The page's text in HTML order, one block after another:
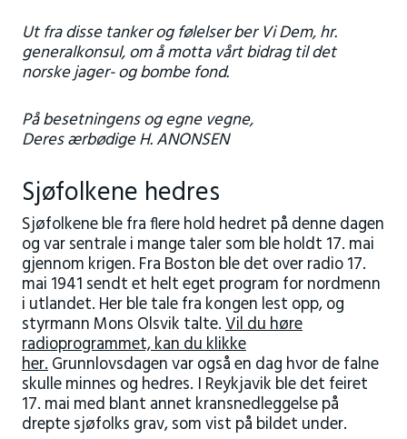
Ut fra disse tanker og følelser ber Vi Dem, hr.
generalkonsul, om å motta vårt bidrag til det
norske jager- og bombe fond.
På besetningens og egne vegne,
Deres ærbødige H. ANONSEN
Sjøfolkene hedres
Sjøfolkene ble fra flere hold hedret på denne dagen
og var sentrale i mange taler som ble holdt 17. mai
gjennom krigen. Fra Boston ble det over radio 17.
mai 1941 sendt et helt eget program for nordmenn
i utlandet. Her ble tale fra kongen lest opp, og
styrmann Mons Olsvik talte.Vil du høre
radioprogrammet, kan du klikke
her.Grunnlovsdagen var også en dag hvor de falne
skulle minnes og hedres. I Reykjavik ble det feiret
17. mai med blant annet kransnedleggelse på
drepte sjøfolks grav, som vist på bildet under.